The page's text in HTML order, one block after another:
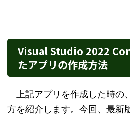
Visual Studio 2022
たアプリの作成方法
上記アプリを作成した時の
方を紹介します。今回、最新